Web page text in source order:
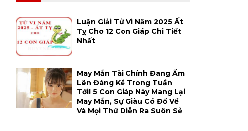
Luận Giải Tử Vi Năm 2025 Ất
Tỵ Cho 12 Con Giáp Chi Tiết
Nhất
May Mắn Tài Chính Đang Ấm
Lên Đáng Kể Trong Tuần
Tới! 5 Con Giáp Này Mang Lại
May Mắn, Sự Giàu Có Đổ Về
Và Mọi Thứ Diễn Ra Suôn Sẻ